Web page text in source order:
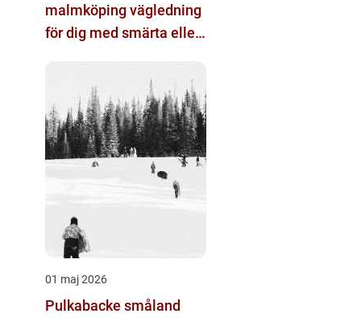
malmköping vägledning
för dig med smärta eller
01 maj 2026
Pulkabacke småland